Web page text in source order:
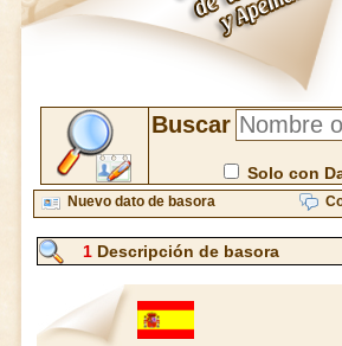
Buscar
Solo con
Nuevo dato de basora
1 Descripción de basora